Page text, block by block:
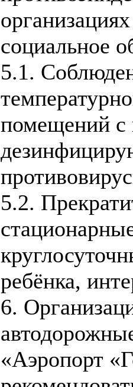
социальное
5.1.
помещений с
5.2.
ребёнка,
6.
«Аэропорт